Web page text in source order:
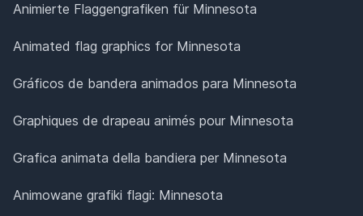
Animierte Flaggengrafiken für Minnesota
Animated flag graphics for Minnesota
Gráficos de bandera animados para Minnesota
Graphiques de drapeau animés pour Minnesota
Grafica animata della bandiera per Minnesota
Animowane grafiki flagi: Minnesota